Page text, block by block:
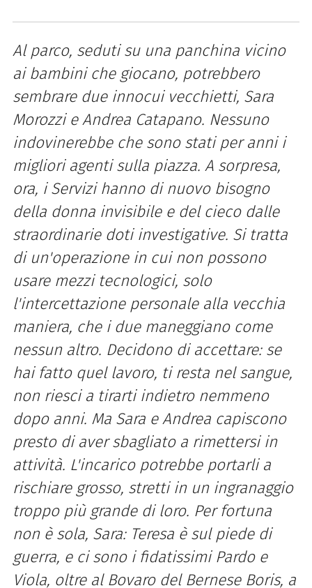
Al parco, seduti su una panchina vicino
ai bambini che giocano, potrebbero
sembrare due innocui vecchietti, Sara
Morozzi e Andrea Catapano. Nessuno
indovinerebbe che sono stati per anni i
migliori agenti sulla piazza. A sorpresa,
ora, i Servizi hanno di nuovo bisogno
della donna invisibile e del cieco dalle
straordinarie doti investigative. Si tratta
di un'operazione in cui non possono
usare mezzi tecnologici, solo
l'intercettazione personale alla vecchia
maniera, che i due maneggiano come
nessun altro. Decidono di accettare: se
hai fatto quel lavoro, ti resta nel sangue,
non riesci a tirarti indietro nemmeno
dopo anni. Ma Sara e Andrea capiscono
presto di aver sbagliato a rimettersi in
attività. L'incarico potrebbe portarli a
rischiare grosso, stretti in un ingranaggio
troppo più grande di loro. Per fortuna
non è sola, Sara: Teresa è sul piede di
guerra, e ci sono i fidatissimi Pardo e
Viola, oltre al Bovaro del Bernese Boris, a